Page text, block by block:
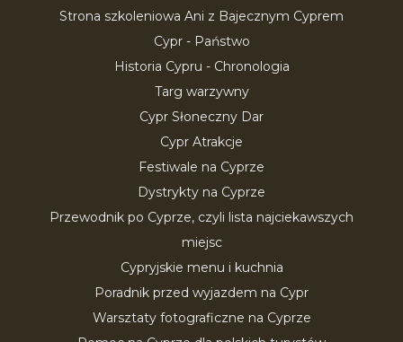
Strona szkoleniowa Ani z Bajecznym Cyprem
Cypr - Państwo
Historia Cypru - Chronologia
Targ warzywny
Cypr Słoneczny Dar
Cypr Atrakcje
Festiwale na Cyprze
Dystrykty na Cyprze
Przewodnik po Cyprze, czyli lista najciekawszych
miejsc
Cypryjskie menu i kuchnia
Poradnik przed wyjazdem na Cypr
Warsztaty fotograficzne na Cyprze